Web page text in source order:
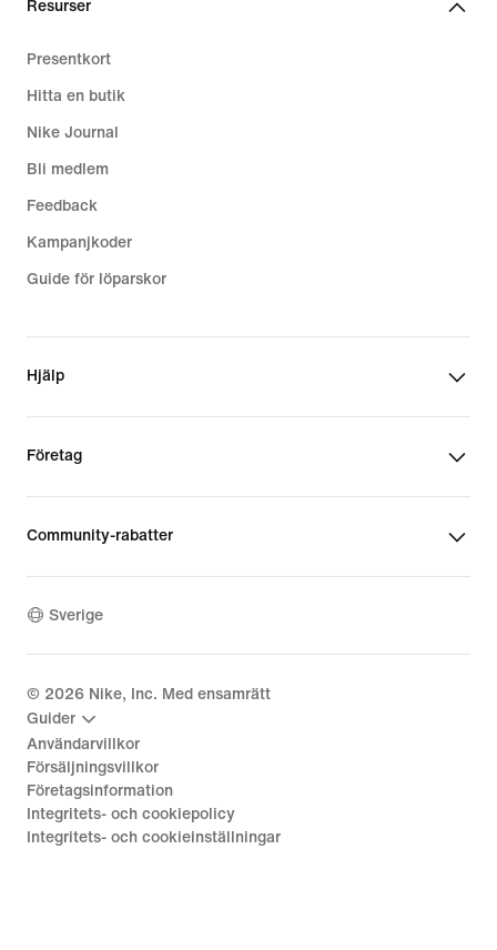
Resurser
Presentkort
Hitta en butik
Nike Journal
Bli medlem
Feedback
Kampanjkoder
Guide för löparskor
Hjälp
Företag
Community-rabatter
Sverige
© 2026 Nike, Inc. Med ensamrätt
Guider
Användarvillkor
Försäljningsvillkor
Företagsinformation
Integritets- och cookiepolicy
Integritets- och cookieinställningar